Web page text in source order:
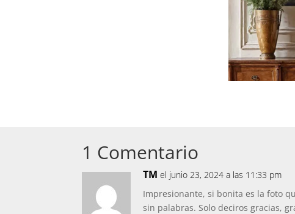
1 Comentario
TM el junio 23, 2024 a las 11:33 pm
Impresionante, si bonita es la foto
sin palabras. Solo deciros gracias,